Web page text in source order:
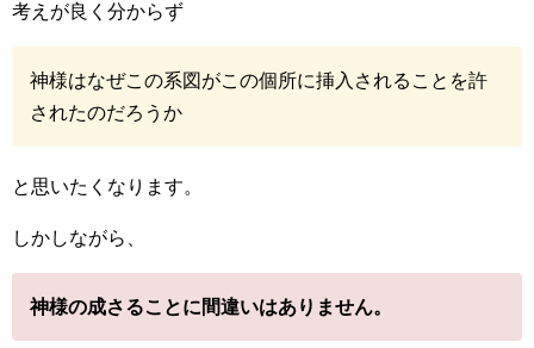
考えが良く分からず
神様はなぜこの系図がこの個所に挿入されることを許
されたのだろうか
と思いたくなります。
しかしながら、
神様の成さることに間違いはありません。